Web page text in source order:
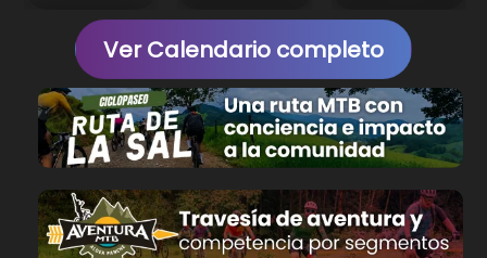
Ver Calendario completo